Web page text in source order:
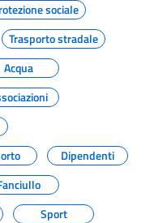
sociale
Trasporto stradale
Acqua
Dipendenti
Sport